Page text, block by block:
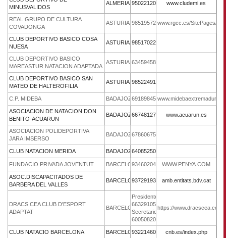
MINUSVALIDOS
ALMERIA 950221200 www.cludemi.es
REAL GRUPO DE CULTURA
COVADONGA
ASTURIAS985195720www.rgcc.es/SitePages/
CLUB DEPORTIVO BASICO COSA
NUESA
ASTURIAS985170229
CLUB DEPORTIVO BASICO
MAREASTUR NATACION ADAPTADA
ASTURIAS634594585
CLUB DEPORTIVO BASICO SAN
MATEO DE HALTEROFILIA
ASTURIAS985224911
C.P. MIDEBA BADAJOZ 691898458
ASOCIACION DE NATACION DON
BENITO-ACUARUN
BADAJOZ 667481279 www.acuarun.es
ASOCIACION POLIDEPORTIVA
JARA IMSERSO
BADAJOZ 678606757
CLUB NATACION MERIDA BADAJOZ 640852504
FUNDACIO PRIVADA JOVENTUT BARCELONA934602040 WWW.PENYA.COM
ASOC.DISCAPACITADOS DE
BARBERA DEL VALLES
BARCELONA937291938 amb.entitats.bdv.cat
DRACS CEA CLUB D'ESPORT
ADAPTAT
BARCELONA
Presidente:
663291058/
Secretario:
600508201
https://www.dracscea.com/
CLUB NATACIO BARCELONA BARCELONA932214600 cnb.es/index.php